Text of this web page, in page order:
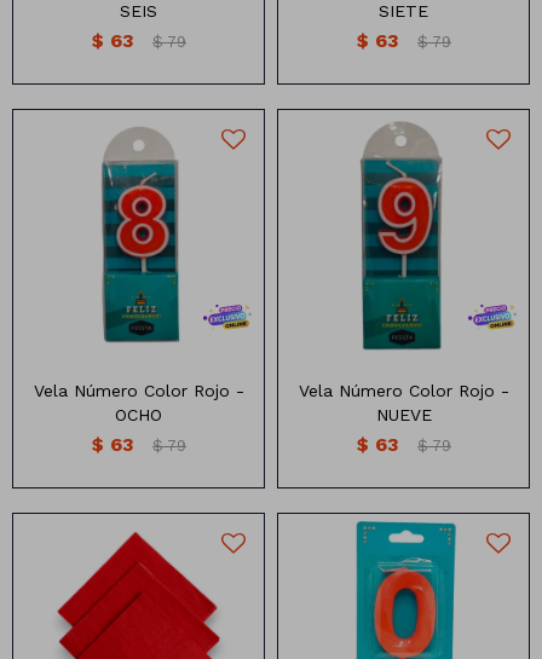
SEIS
$ 63 $ 79
SIETE
$ 63 $ 79
Vela numero color rojo
Vela Número Color Rojo -
OCHO
$ 63 $ 79
Vela numero color rojo
Vela Número Color Rojo -
NUEVE
$ 63 $ 79
Servilleta Descartable x20
Vela numero 3d grande color
rojo (7CM)